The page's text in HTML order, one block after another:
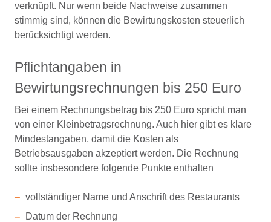
verknüpft. Nur wenn beide Nachweise zusammen
stimmig sind, können die Bewirtungskosten steuerlich
berücksichtigt werden.
Pflichtangaben in
Bewirtungsrechnungen bis 250 Euro
Bei einem Rechnungsbetrag bis 250 Euro spricht man
von einer Kleinbetragsrechnung. Auch hier gibt es klare
Mindestangaben, damit die Kosten als
Betriebsausgaben akzeptiert werden. Die Rechnung
sollte insbesondere folgende Punkte enthalten
vollständiger Name und Anschrift des Restaurants
Datum der Rechnung